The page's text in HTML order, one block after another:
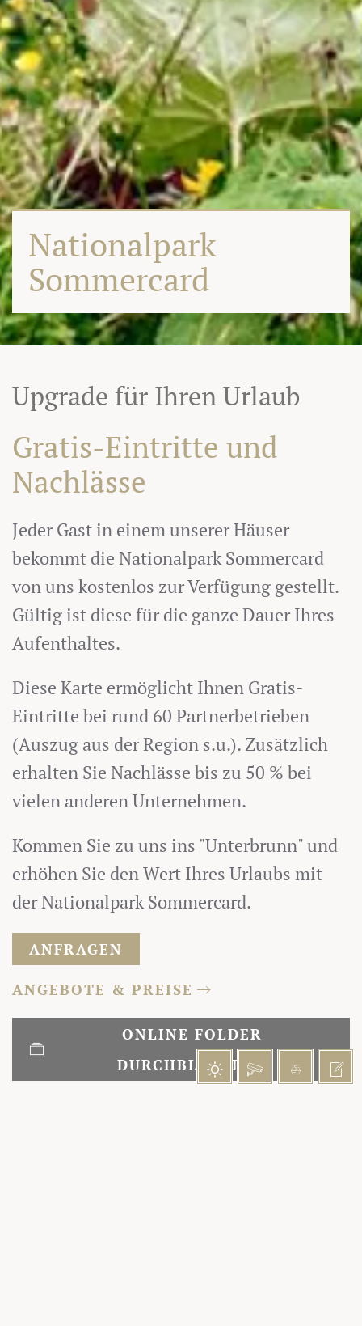
Nationalpark
Sommercard
Upgrade für Ihren Urlaub
Gratis-Eintritte und
Nachlässe
Jeder Gast in einem unserer Häuser
bekommt die Nationalpark Sommercard
von uns kostenlos zur Verfügung gestellt.
Gültig ist diese für die ganze Dauer Ihres
Aufenthaltes.
Diese Karte ermöglicht Ihnen Gratis-
Eintritte bei rund 60 Partnerbetrieben
(Auszug aus der Region s.u.). Zusätzlich
erhalten Sie Nachlässe bis zu 50 % bei
vielen anderen Unternehmen.
Kommen Sie zu uns ins "Unterbrunn" und
erhöhen Sie den Wert Ihres Urlaubs mit
der Nationalpark Sommercard.
ANFRAGEN
ANGEBOTE & PREISE
ONLINE FOLDER
DURCHBLÄTTERN